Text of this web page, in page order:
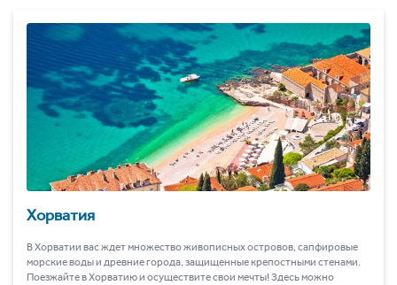
Хорватия
В Хорватии вас ждет множество живописных островов, сапфировые
морские воды и древние города, защищенные крепостными стенами.
Поезжайте в Хорватию и осуществите свои мечты! Здесь можно